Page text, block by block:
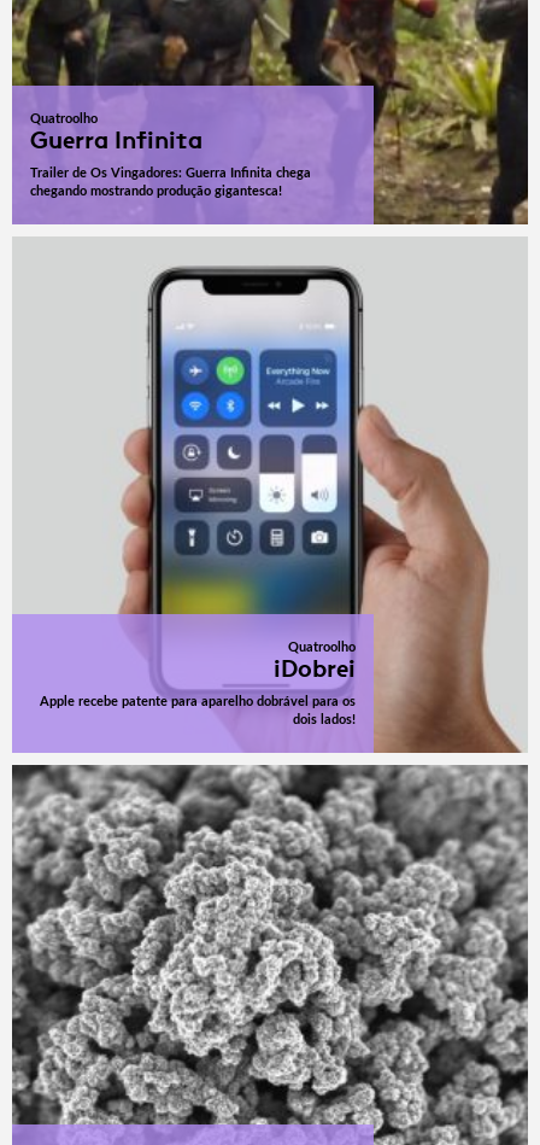
Quatroolho
Guerra Infinita
Trailer de Os Vingadores: Guerra Infinita chega
chegando mostrando produção gigantesca!
Quatroolho
iDobrei
Apple recebe patente para aparelho dobrável para os
dois lados!